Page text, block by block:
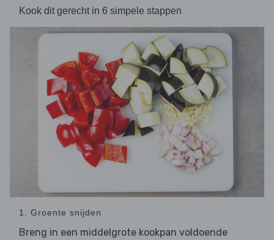
Kook dit gerecht in 6 simpele stappen
1. Groente snijden
Breng in een middelgrote kookpan voldoende